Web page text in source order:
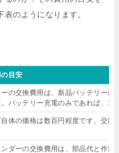
のようになります。
目安
の交換費用は、新品バッテリー
バッテリー充電のみであれば、
自体の価格は数百円程度です。交
ンダーの交換費用は、部品代と作